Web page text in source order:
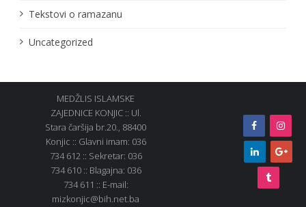
Tekstovi o ramazanu
Uncategorized
MEDŽLIS ISLAMSKE
ZAJEDNICE KONJIC :: Ul.
Stara čaršija br.20., 88400
Konjic :: Glavni imam: 036
734 612 :: Sekretar: 036
734 610 :: Blagajna: 036
734 611 :: E-mail:
mizkonjic@bih.net.ba